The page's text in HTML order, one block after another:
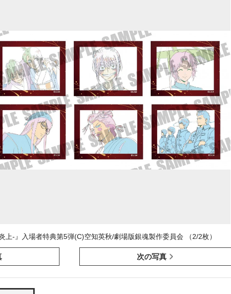
上-』入場者特典第5弾(C)空知英秋/劇場版銀魂製作委員会 （2/2枚）
次の写真